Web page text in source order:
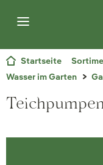
Startseite
Wasser im Garten